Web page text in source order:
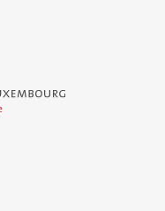
Luxembourg - Service